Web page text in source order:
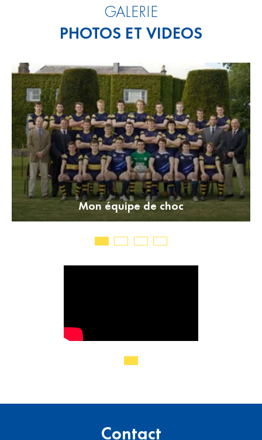
GALERIE
PHOTOS ET VIDEOS
Mon équipe de choc
Contact